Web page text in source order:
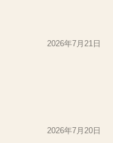
2026年7月21日
2026年7月20日